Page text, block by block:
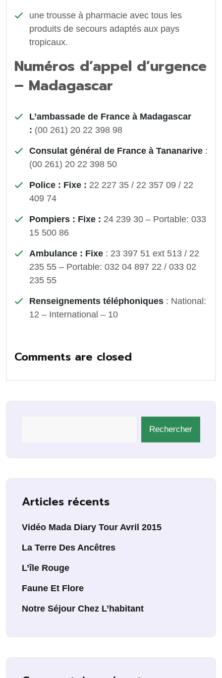
une trousse à pharmacie avec tous les
produits de secours adaptés aux pays
tropicaux.
Numéros d’appel d’urgence
– Madagascar
L’ambassade de France à Madagascar
: (00 261) 20 22 398 98
Consulat général de France à Tananarive :
(00 261) 20 22 398 50
Police : Fixe : 22 227 35 / 22 357 09 / 22
409 74
Pompiers : Fixe : 24 239 30 – Portable: 033
15 500 86
Ambulance : Fixe : 23 397 51 ext 513 / 22
235 55 – Portable: 032 04 897 22 / 033 02
235 55
Renseignements téléphoniques : National:
12 – International – 10
Comments are closed
Rechercher
Articles récents
Vidéo Mada Diary Tour Avril 2015
La Terre Des Ancêtres
L’île Rouge
Faune Et Flore
Notre Séjour Chez L’habitant